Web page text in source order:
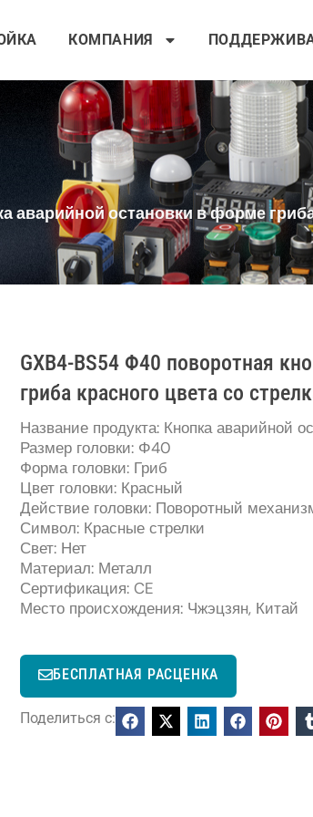
КОМПАНИЯ
аварийной остановки в форме
GXB4-BS54 Φ40 поворотная
гриба красного цвета со
Название продукта: Кнопка аварийной
Размер головки: Φ40
Форма головки: Гриб
Цвет головки: Красный
Действие головки: Поворотный
Символ: Красные стрелки
Свет: Нет
Материал: Металл
Сертификация: CE
Место происхождения: Чжэцзян, Китай
БЕСПЛАТНАЯ РАСЦЕНКА
Поделиться с: